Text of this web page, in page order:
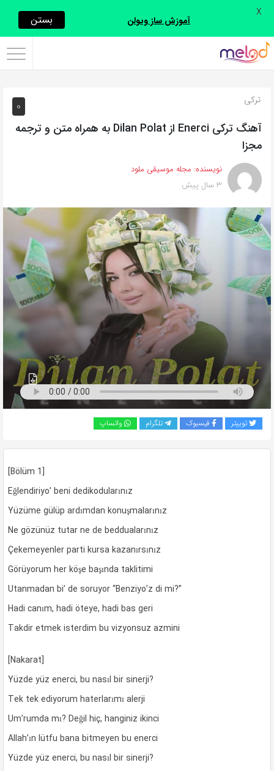
اشتراک
با
از
روش‌های
زیر
این
صفحه
را
با
دوستان
به
اشتراک
لینک
0 ترکی
آهنگ ترکی Enerci از Dilan Polat به همراه متن و ترجمه
مجزا
نویسنده: مجله موسیقی ملود
3 سال پیش
توییتر فیسبوک تلگرام واتساپ
[Bölüm 1]
Eğlendiriyo’ beni dedikodularınız
Yüzüme gülüp ardımdan konuşmalarınız
Ne gözünüz tutar ne de beddualarınız
Çekemeyenler parti kursa kazanırsınız
Görüyorum her köşe başında taklitimi
Utanmadan bi’ de soruyor “Benziyo’z di mi?”
Hadi canım, hadi öteye, hadi bas geri
Takdir etmek isterdim bu vizyonsuz azmini
[Nakarat]
Yüzde yüz enerci, bu nasıl bir sinerji?
Tek tek ediyorum haterlarımı alerji
Um’rumda mı? Değil hiç, hanginiz ikinci
Allah’ın lütfu bana bitmeyen bu enerci
Yüzde yüz enerci, bu nasıl bir sinerji?
آموزش ساز ویولن بستن X